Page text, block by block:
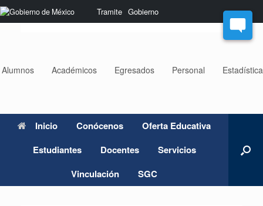
Nota:
este
sistema
Tramite Gobierno
Saltar
al
Alumnos Académicos Egresados Personal
Inicio Conócenos
Oferta Educativa
Estudiantes
Docentes
Servicios
Vinculación
SGC